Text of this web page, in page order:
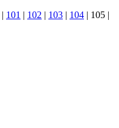
| 101 | 102 | 103 | 104 | 105 |